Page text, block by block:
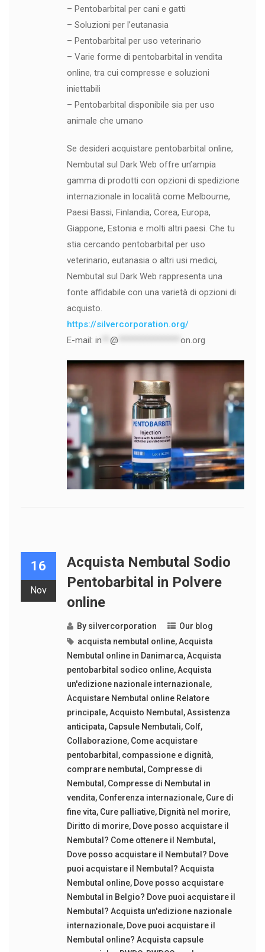
– Pentobarbital per cani e gatti
– Soluzioni per l’eutanasia
– Pentobarbital per uso veterinario
– Varie forme di pentobarbital in vendita
online, tra cui compresse e soluzioni
iniettabili
– Pentobarbital disponibile sia per uso
animale che umano
Se desideri acquistare pentobarbital online,
Nembutal sul Dark Web offre un’ampia
gamma di prodotti con opzioni di spedizione
internazionale in località come Melbourne,
Paesi Bassi, Finlandia, Corea, Europa,
Giappone, Estonia e molti altri paesi. Che tu
stia cercando pentobarbital per uso
veterinario, eutanasia o altri usi medici,
Nembutal sul Dark Web rappresenta una
fonte affidabile con una varietà di opzioni di
acquisto.
https://silvercorporation.org/
E-mail: in @ on.org
16
Nov
Acquista Nembutal Sodio
Pentobarbital in Polvere
online
By silvercorporation
Our blog
acquista nembutal online,Acquista
Nembutal online in Danimarca,Acquista
pentobarbital sodico online,Acquista
un'edizione nazionale internazionale,
Acquistare Nembutal online Relatore
principale,Acquisto Nembutal ,Assistenza
anticipata, Capsule Nembutali, Colf,
Collaborazione, Come acquistare
pentobarbital , compassione e dignità,
comprare nembutal , Compresse di
Nembutal , Compresse di Nembutal in
vendita, Conferenza internazionale, Cure di
fine vita, Cure palliative, Dignità nel morire,
Diritto di morire, Dove posso acquistare il
Nembutal? Come ottenere il Nembutal ,
Dove posso acquistare il Nembutal? Dove
puoi acquistare il Nembutal? Acquista
Nembutal online, Dove posso acquistare
Nembutal in Belgio? Dove puoi acquistare il
Nembutal? Acquista un'edizione nazionale
internazionale, Dove puoi acquistare il
Nembutal online? Acquista capsule